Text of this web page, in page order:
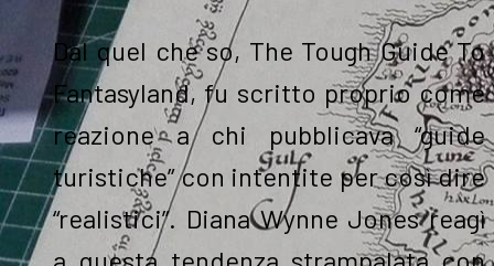
Dal quel che so, The Tough Guide To
Fantasyland, fu scritto proprio come
reazione a chi pubblicava “guide
turistiche” con intentite per così dire
“realistici”. Diana Wynne Jones reagì